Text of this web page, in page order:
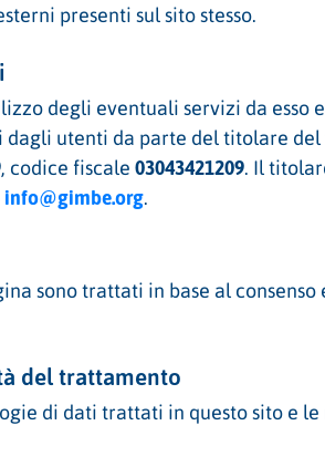
presenti sul sito stesso.
degli eventuali servizi da
utenti da parte del titolare
, codice fiscale 03043421209. Il
info@gimbe.org.
sono trattati in base al
del trattamento
di dati trattati in questo sito e